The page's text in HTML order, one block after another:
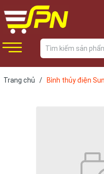
Trang chủ / Bình thủy điện